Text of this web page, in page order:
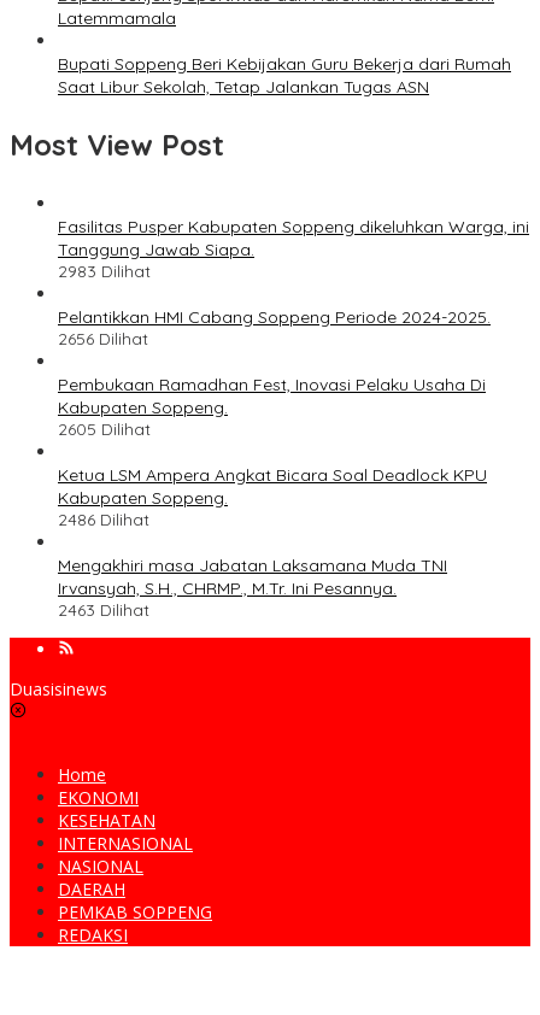
Latemmamala
Bupati Soppeng Beri Kebijakan Guru Bekerja dari Rumah
Saat Libur Sekolah, Tetap Jalankan Tugas ASN
Most View Post
Fasilitas Pusper Kabupaten Soppeng dikeluhkan Warga, ini
Tanggung Jawab Siapa.
2983 Dilihat
Pelantikkan HMI Cabang Soppeng Periode 2024-2025.
2656 Dilihat
Pembukaan Ramadhan Fest, Inovasi Pelaku Usaha Di
Kabupaten Soppeng.
2605 Dilihat
Ketua LSM Ampera Angkat Bicara Soal Deadlock KPU
Kabupaten Soppeng.
2486 Dilihat
Mengakhiri masa Jabatan Laksamana Muda TNI
Irvansyah, S.H., CHRMP., M.Tr. Ini Pesannya.
2463 Dilihat
Duasisinews
Home
EKONOMI
KESEHATAN
INTERNASIONAL
NASIONAL
DAERAH
PEMKAB SOPPENG
REDAKSI